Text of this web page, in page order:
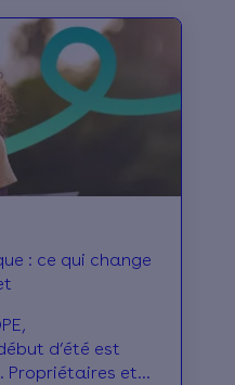
: ce qui change
d’été est
Propriétaires et